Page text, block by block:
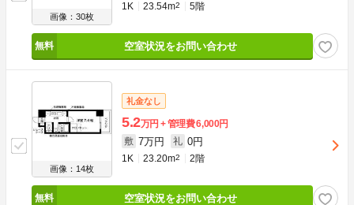
画像：30枚
1K 23.54m2 5階
空室状況をお問い合わせ
画像：14枚
礼金なし
5.2万円 管理費6,000円
敷 7万円 礼 0円
1K 23.20m2 2階
空室状況をお問い合わせ